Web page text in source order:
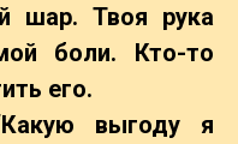
шар. Твоя рука
боли. Кто-то
его.
выгоду я